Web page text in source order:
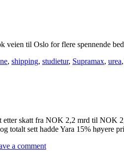
veien til Oslo for flere spennende
, shipping, studietur, Supramax, urea,
skatt fra NOK 2,2 mrd til NOK
totalt sett hadde Yara 15% høyere
a comment